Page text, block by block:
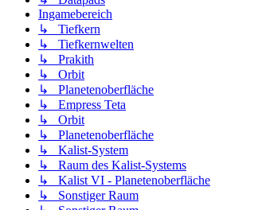
Ingamebereich
↳ Tiefkern
↳ Tiefkernwelten
↳ Prakith
↳ Orbit
↳ Planetenoberfläche
↳ Empress Teta
↳ Orbit
↳ Planetenoberfläche
↳ Kalist-System
↳ Raum des Kalist-Systems
↳ Kalist VI - Planetenoberfläche
↳ Sonstiger Raum